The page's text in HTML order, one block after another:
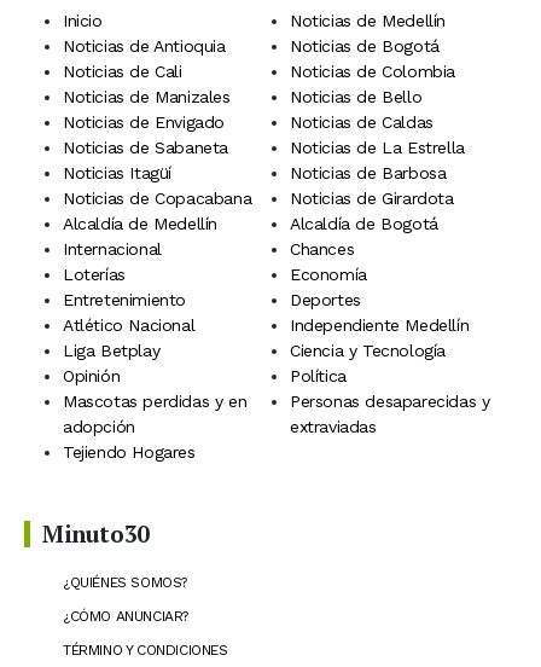
Inicio
Noticias de Medellín
Noticias de Antioquia
Noticias de Bogotá
Noticias de Cali
Noticias de Colombia
Noticias de Manizales
Noticias de Bello
Noticias de Envigado
Noticias de Caldas
Noticias de Sabaneta
Noticias de La Estrella
Noticias Itagüí
Noticias de Barbosa
Noticias de Copacabana
Noticias de Girardota
Alcaldía de Medellín
Alcaldía de Bogotá
Internacional
Chances
Loterías
Economía
Entretenimiento
Deportes
Atlético Nacional
Independiente Medellín
Liga Betplay
Ciencia y Tecnología
Opinión
Política
Mascotas perdidas y en
adopción
Personas desaparecidas y
extraviadas
Tejiendo Hogares
Minuto30
¿QUIÉNES SOMOS?
¿CÓMO ANUNCIAR?
TÉRMINO Y CONDICIONES